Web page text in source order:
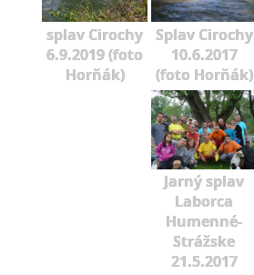
splav Cirochy
6.9.2019 (foto
Horňák)
Splav Cirochy
10.6.2017
(foto Horňák)
Jarný splav
Laborca
Humenné-
Strážske
21.5.2017